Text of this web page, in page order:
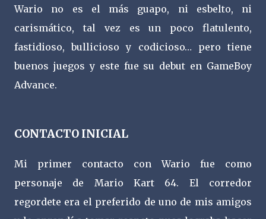
Wario no es el más guapo, ni esbelto, ni
carismático, tal vez es un poco flatulento,
fastidioso, bullicioso y codicioso… pero tiene
buenos juegos y este fue su debut en GameBoy
Advance.
CONTACTO INICIAL
Mi primer contacto con Wario fue como
personaje de Mario Kart 64. El corredor
regordete era el preferido de uno de mis amigos